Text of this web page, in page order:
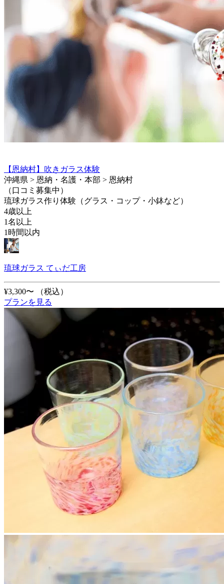
【恩納村】吹きガラス体験
沖縄県 > 恩納・名護・本部 > 恩納村
（口コミ募集中）
琉球ガラス作り体験（グラス・コップ・小鉢など）
4歳以上
1名以上
1時間以内
琉球ガラス てぃだ工房
¥3,300〜
（税込）
プランを見る